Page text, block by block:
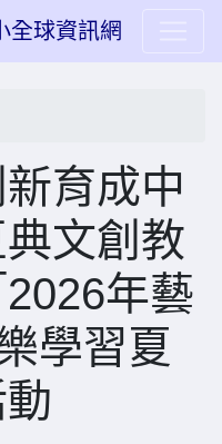
全球資訊網
育成中
文創教
年藝
學習夏